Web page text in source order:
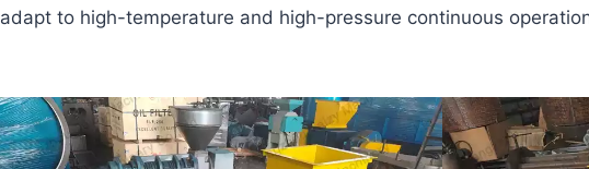
adapt to high-temperature and high-pressure continuous